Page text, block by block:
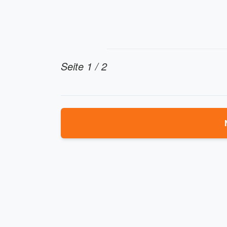
Seite 1 / 2